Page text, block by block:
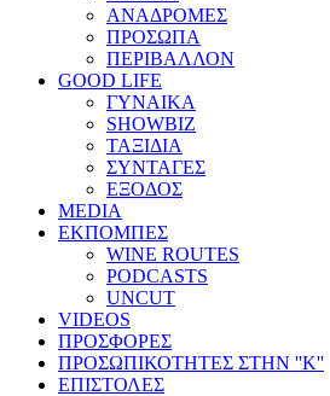
ΑΝΑΔΡΟΜΕΣ
ΠΡΟΣΩΠΑ
ΠΕΡΙΒΑΛΛΟΝ
GOOD LIFE
ΓΥΝΑΙΚΑ
SHOWBIZ
ΤΑΞΙΔΙΑ
ΣΥΝΤΑΓΕΣ
ΕΞΟΔΟΣ
MEDIA
ΕΚΠΟΜΠΕΣ
WINE ROUTES
PODCASTS
UNCUT
VIDEOS
ΠΡΟΣΦΟΡΕΣ
ΠΡΟΣΩΠΙΚΟΤΗΤΕΣ ΣΤΗΝ ''Κ''
ΕΠΙΣΤΟΛΕΣ